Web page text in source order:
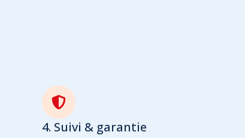
4. Suivi & garantie